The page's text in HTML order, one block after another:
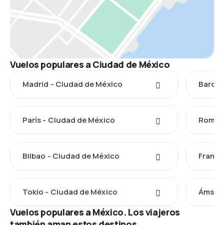
Vuelos populares a Ciudad de México
Madrid - Ciudad de México
París - Ciudad de México Roma
Bilbao - Ciudad de México
Tokio - Ciudad de México
Vuelos populares a México. Los viajeros